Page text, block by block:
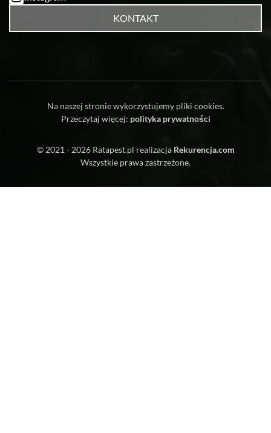
KONTAKT
Na naszej stronie wykorzystujemy pliki cookies.
Przeczytaj więcej: polityka prywatności
© 2021 - 2026 Ratapest.pl realizacja Rekurencja.com
Wszystkie prawa zastrzeżone.